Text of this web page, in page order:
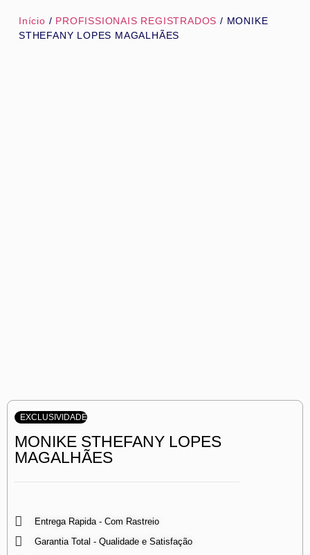
Início / PROFISSIONAIS REGISTRADOS / MONIKE
STHEFANY LOPES MAGALHÃES
EXCLUSIVIDADE
MONIKE STHEFANY LOPES
MAGALHÃES
Entrega Rapida - Com Rastreio
Garantia Total - Qualidade e Satisfação